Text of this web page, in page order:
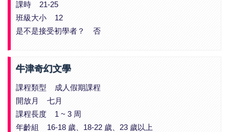
課時 21-25
班級大小 12
是不是接受初學者？ 否
牛津奇幻文學
課程類型 成人假期課程
開放月 七月
課程長度 1 ~ 3 周
年齡組 16-18 歲、18-22 歲、23 歲以上